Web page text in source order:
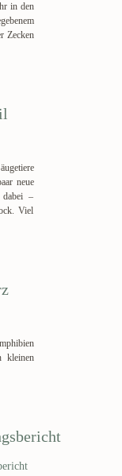
in den
Zecken
neue
–
Viel
kleinen